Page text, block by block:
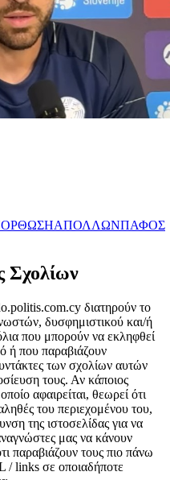
ΑΠΟΛΛΩΝΠΑΦΟΣ
Σχολίων
διατηρούν το
δυσφημιστικού και/ή
που μπορούν να εκληφθεί
ή που παραβιάζουν
των σχολίων αυτών
τους. Αν κάποιος
αφαιρείται, θεωρεί ότι
του περιεχομένου του,
της ιστοσελίδας για να
μας να κάνουν
παραβιάζουν τους πιο πάνω
/ links σε οποιαδήποτε